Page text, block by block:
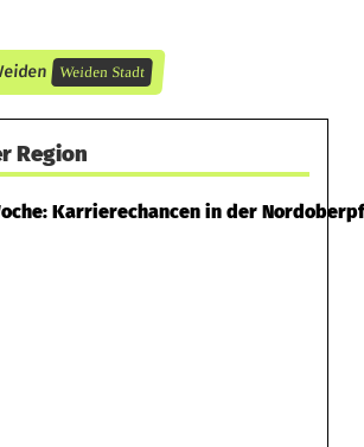
Weiden Stadt
Region